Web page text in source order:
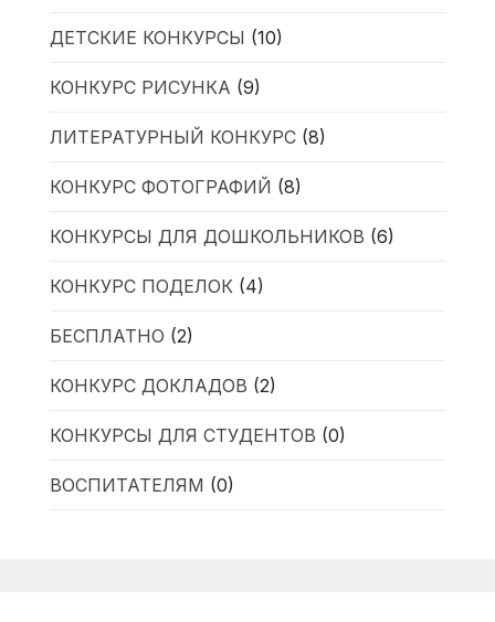
ДЕТСКИЕ КОНКУРСЫ (10)
КОНКУРС РИСУНКА (9)
ЛИТЕРАТУРНЫЙ КОНКУРС(8)
КОНКУРС ФОТОГРАФИЙ (8)
КОНКУРСЫ ДЛЯ ДОШКОЛЬНИКОВ (6)
КОНКУРС ПОДЕЛОК (4)
БЕСПЛАТНО (2)
КОНКУРС ДОКЛАДОВ (2)
КОНКУРСЫ ДЛЯ СТУДЕНТОВ (0)
ВОСПИТАТЕЛЯМ (0)